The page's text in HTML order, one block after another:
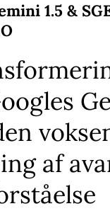
1.5 &
af